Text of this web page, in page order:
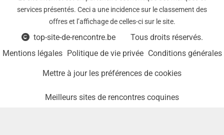
services présentés. Ceci a une incidence sur le classement des
offres et l’affichage de celles-ci sur le site.
top-site-de-rencontre.be
Tous droits réservés.
Mentions légales
Politique de vie privée Conditions générales
Mettre à jour les préférences de cookies
Meilleurs sites de rencontres coquines